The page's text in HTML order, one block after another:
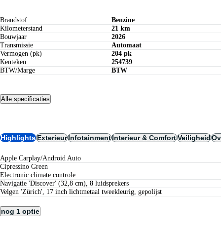
Brandstof
Benzine
Kilometerstand
21 km
Bouwjaar
2026
Transmissie
Automaat
Vermogen (pk)
204 pk
Kenteken
254739
BTW/Marge
BTW
Alle specificaties
HighlightsExterieurInfotainmentInterieur & ComfortVeiligheid
Apple Carplay/Android Auto
Cipressino Green
electronic climate controle
Navigatie 'Discover' (32,8 cm), 8 luidsprekers
Velgen 'Zürich', 17 inch lichtmetaal tweekleurig, gepolijst
nog 1 optie